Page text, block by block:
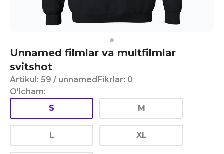
Unnamed filmlar va multfilmlar
svitshot
Artikul: 59 / unnamedFikrlar: 0
O'lcham:
S
M
L XL